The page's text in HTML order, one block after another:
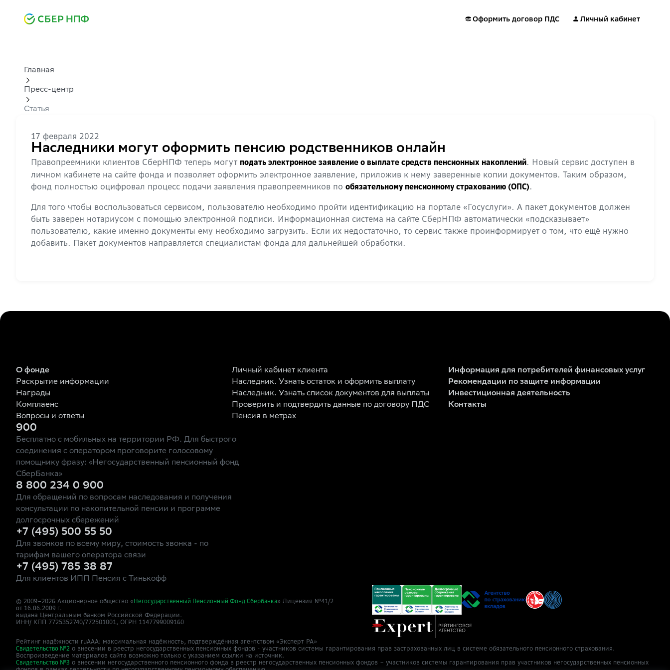
Оформить договор ПДС Личный кабинет
Главная
Пресс-центр
Статья
17 февраля 2022
Наследники могут оформить пенсию родственников онлайн
Правопреемники клиентов СберНПФ теперь могут подать электронное заявление о выплате средств пенсионных накоплений. Новый сервис доступен в
личном кабинете на сайте фонда и позволяет оформить электронное заявление, приложив к нему заверенные копии документов. Таким образом,
фонд полностью оцифровал процесс подачи заявления правопреемников по обязательному пенсионному страхованию (ОПС).
Для того чтобы воспользоваться сервисом, пользователю необходимо пройти идентификацию на портале «Госуслуги». А пакет документов должен
быть заверен нотариусом с помощью электронной подписи. Информационная система на сайте СберНПФ автоматически «подсказывает»
пользователю, какие именно документы ему необходимо загрузить. Если их недостаточно, то сервис также проинформирует о том, что ещё нужно
добавить. Пакет документов направляется специалистам фонда для дальнейшей обработки.
О фонде
Раскрытие информации
Награды
Комплаенс
Вопросы и ответы
Личный кабинет клиента
Наследник. Узнать остаток и оформить выплату
Наследник. Узнать список документов для выплаты
Проверить и подтвердить данные по договору ПДС
Пенсия в метрах
Информация для потребителей финансовых услуг
Рекомендации по защите информации
Инвестиционная деятельность
Контакты
900
Бесплатно с мобильных на территории РФ. Для быстрого
соединения с оператором проговорите голосовому
помощнику фразу: «Негосударственный пенсионный фонд
СберБанка»
8 800 234 0 900
Для обращений по вопросам наследования и получения
консультации по накопительной пенсии и программе
долгосрочных сбережений
+7 (495) 500 55 50
Для звонков по всему миру, стоимость звонка - по
тарифам вашего оператора связи
+7 (495) 785 38 87
Для клиентов ИПП Пенсия с Тинькофф
© 2009–2026 Акционерное общество «Негосударственный Пенсионный Фонд Сбербанка» Лицензия №41/2
от 16.06.2009 г.
выдана Центральным банком Российской Федерации.
ИНН/ КПП 7725352740/772501001, ОГРН 1147799009160
Рейтинг надёжности ruAAA: максимальная надёжность, подтверждённая агентством «Эксперт РА»
Свидетельство №2 о внесении в реестр негосударственных пенсионных фондов - участников системы гарантирования прав застрахованных лиц в системе обязательного пенсионного страхования.
Воспроизведение материалов сайта возможно только с указанием ссылки на источник.
Свидетельство №3 о внесении негосударственного пенсионного фонда в реестр негосударственных пенсионных фондов – участников системы гарантирования прав участников негосударственных пенсионных